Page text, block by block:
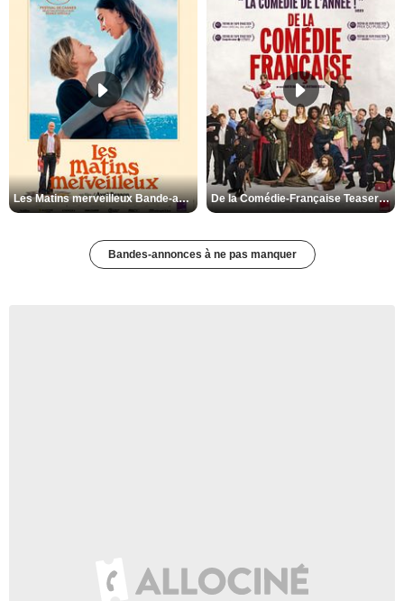
Les Matins merveilleux Bande-annonce VF De la Comédie-Française Teaser VF
Bandes-annonces à ne pas manquer